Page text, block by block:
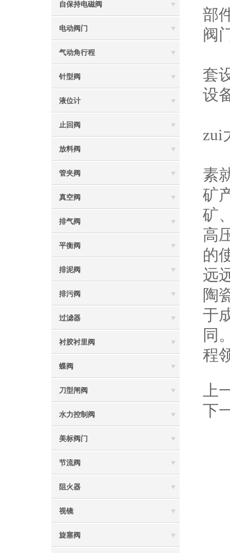
自保持电磁阀
电动阀门
气动角行程
针型阀
液位计
止回阀
放料阀
管夹阀
真空阀
排气阀
平衡阀
排泥阀
排污阀
过滤器
衬胶衬里阀
蝶阀
刀型闸阀
水力控制阀
美标阀门
节流阀
阻火器
视镜
旋塞阀
部
阀
套
设
zui
素
矿
矿
高
的
远
陶
于
同
程
上
下